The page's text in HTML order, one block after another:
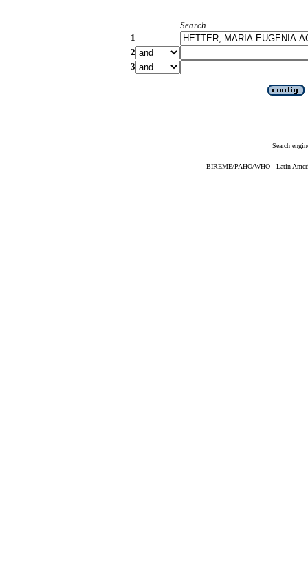
Search
1
2
3
Search
BIREME/PAHO/WHO - Latin